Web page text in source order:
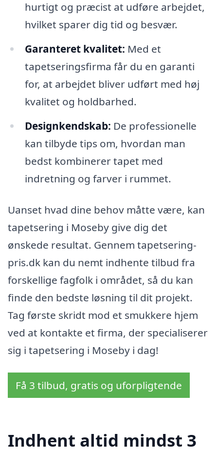
hurtigt og præcist at udføre arbejdet,
hvilket sparer dig tid og besvær.
Garanteret kvalitet: Med et
tapetseringsfirma får du en garanti
for, at arbejdet bliver udført med høj
kvalitet og holdbarhed.
Designkendskab: De professionelle
kan tilbyde tips om, hvordan man
bedst kombinerer tapet med
indretning og farver i rummet.
Uanset hvad dine behov måtte være, kan
tapetsering i Moseby give dig det
ønskede resultat. Gennem tapetsering-
pris.dk kan du nemt indhente tilbud fra
forskellige fagfolk i området, så du kan
finde den bedste løsning til dit projekt.
Tag første skridt mod et smukkere hjem
ved at kontakte et firma, der specialiserer
sig i tapetsering i Moseby i dag!
Få 3 tilbud, gratis og uforpligtende
Indhent altid mindst 3